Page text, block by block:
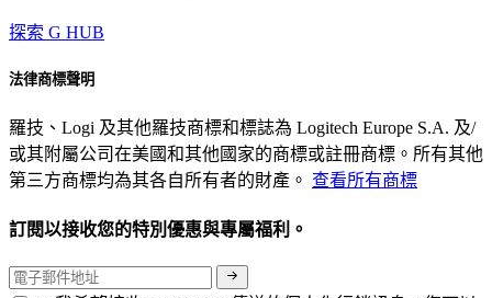
探索 G HUB
法律商標聲明
羅技、Logi 及其他羅技商標和標誌為 Logitech Europe S.A. 及/
或其附屬公司在美國和其他國家的商標或註冊商標。所有其他
第三方商標均為其各自所有者的財產。 查看所有商標
訂閱以接收您的特別優惠與專屬福利。